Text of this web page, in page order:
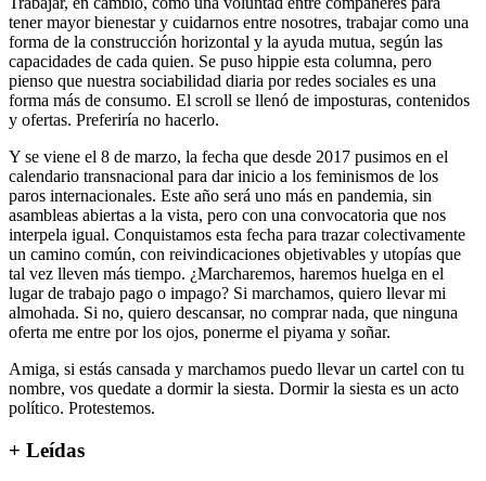
tener mayor bienestar y cuidarnos entre nosotres, trabajar como una
forma de la construcción horizontal y la ayuda mutua, según las
capacidades de cada quien. Se puso hippie esta columna, pero
pienso que nuestra sociabilidad diaria por redes sociales es una
forma más de consumo. El scroll se llenó de imposturas, contenidos
y ofertas. Preferiría no hacerlo.
Y se viene el 8 de marzo, la fecha que desde 2017 pusimos en el
calendario transnacional para dar inicio a los feminismos de los
paros internacionales. Este año será uno más en pandemia, sin
asambleas abiertas a la vista, pero con una convocatoria que nos
interpela igual. Conquistamos esta fecha para trazar colectivamente
un camino común, con reivindicaciones objetivables y utopías que
tal vez lleven más tiempo. ¿Marcharemos, haremos huelga en el
lugar de trabajo pago o impago? Si marchamos, quiero llevar mi
almohada. Si no, quiero descansar, no comprar nada, que ninguna
oferta me entre por los ojos, ponerme el piyama y soñar.
Amiga, si estás cansada y marchamos puedo llevar un cartel con tu
nombre, vos quedate a dormir la siesta. Dormir la siesta es un acto
político. Protestemos.
+ Leídas